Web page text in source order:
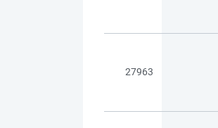
27963